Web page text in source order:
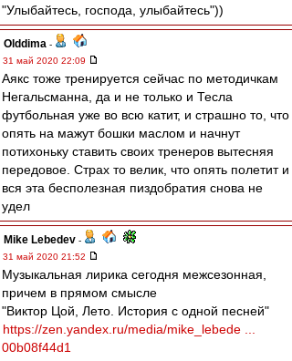
"Улыбайтесь, господа, улыбайтесь"))
Olddima -
31 май 2020 22:09
Аякс тоже тренируется сейчас по методичкам
Негальсманна, да и не только и Тесла
футбольная уже во всю катит, и страшно то, что
опять на мажут бошки маслом и начнут
потихоньку ставить своих тренеров вытесняя
передовое. Страх то велик, что опять полетит и
вся эта бесполезная пиздобратия снова не
удел
Mike Lebedev -
31 май 2020 21:52
Музыкальная лирика сегодня межсезонная,
причем в прямом смысле
"Виктор Цой, Лето. История с одной песней"
https://zen.yandex.ru/media/mike_lebede ...
00b08f44d1